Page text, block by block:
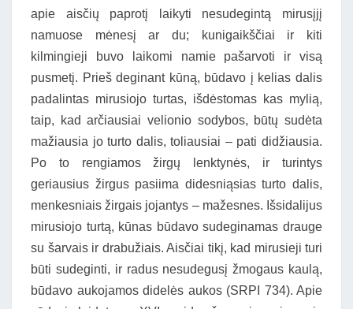
apie aisčių paprotį laikyti nesudegintą mirusįjį
namuose mėnesį ar du; kunigaikščiai ir kiti
kilmingieji buvo laikomi namie pašarvoti ir visą
pusmetį. Prieš deginant kūną, būdavo į kelias dalis
padalintas mirusiojo turtas, išdėstomas kas mylią,
taip, kad arčiausiai velionio sodybos, būtų sudėta
mažiausia jo turto dalis, toliausiai – pati didžiausia.
Po to rengiamos žirgų lenktynės, ir turintys
geriausius žirgus pasiima didesniąsias turto dalis,
menkesniais žirgais jojantys – mažesnes. Išsidalijus
mirusiojo turtą, kūnas būdavo sudeginamas drauge
su šarvais ir drabužiais. Aisčiai tikį, kad mirusieji turi
būti sudeginti, ir radus nesudegusį žmogaus kaulą,
būdavo aukojamos didelės aukos (SRPI 734). Apie